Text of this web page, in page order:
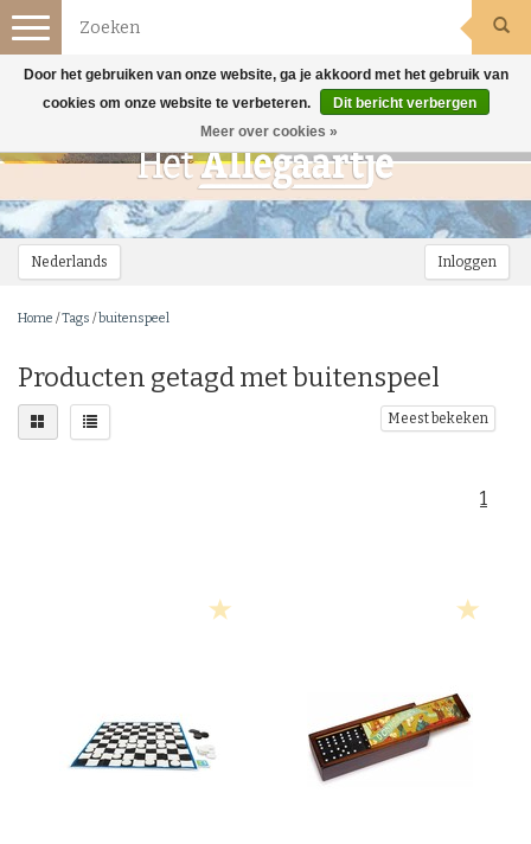
Nederlands Inloggen
Toggle
navigation
Home /Tags /buitenspeel
Producten getagd met buitenspeel
Meest bekeken
1
Door het gebruiken van onze website, ga je akkoord met het gebruik van
cookies om onze website te verbeteren.
Dit bericht verbergen
Meer over cookies »